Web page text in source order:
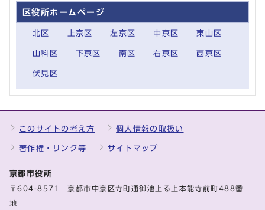
区役所ホームページ
北区 上京区 左京区 中京区 東山区
山科区 下京区 南区 右京区 西京区
伏見区
このサイトの考え方 個人情報の取扱い
著作権・リンク等 サイトマップ
京都市役所
〒604-8571 京都市中京区寺町通御池上る上本能寺前町488番
地